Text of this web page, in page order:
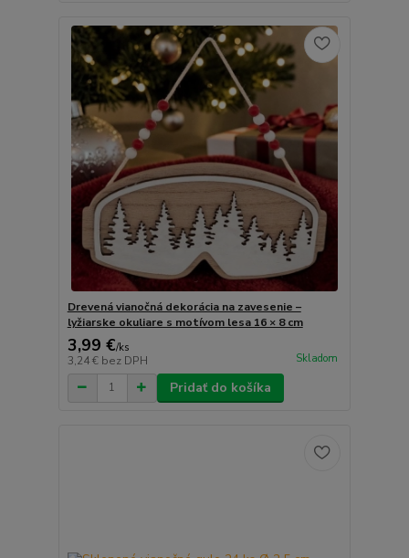
Drevená vianočná dekorácia na zavesenie –
lyžiarske okuliare s motívom lesa 16 × 8 cm
3,99 €/ks
3,24 € bez DPH Skladom
Pridať do košíka